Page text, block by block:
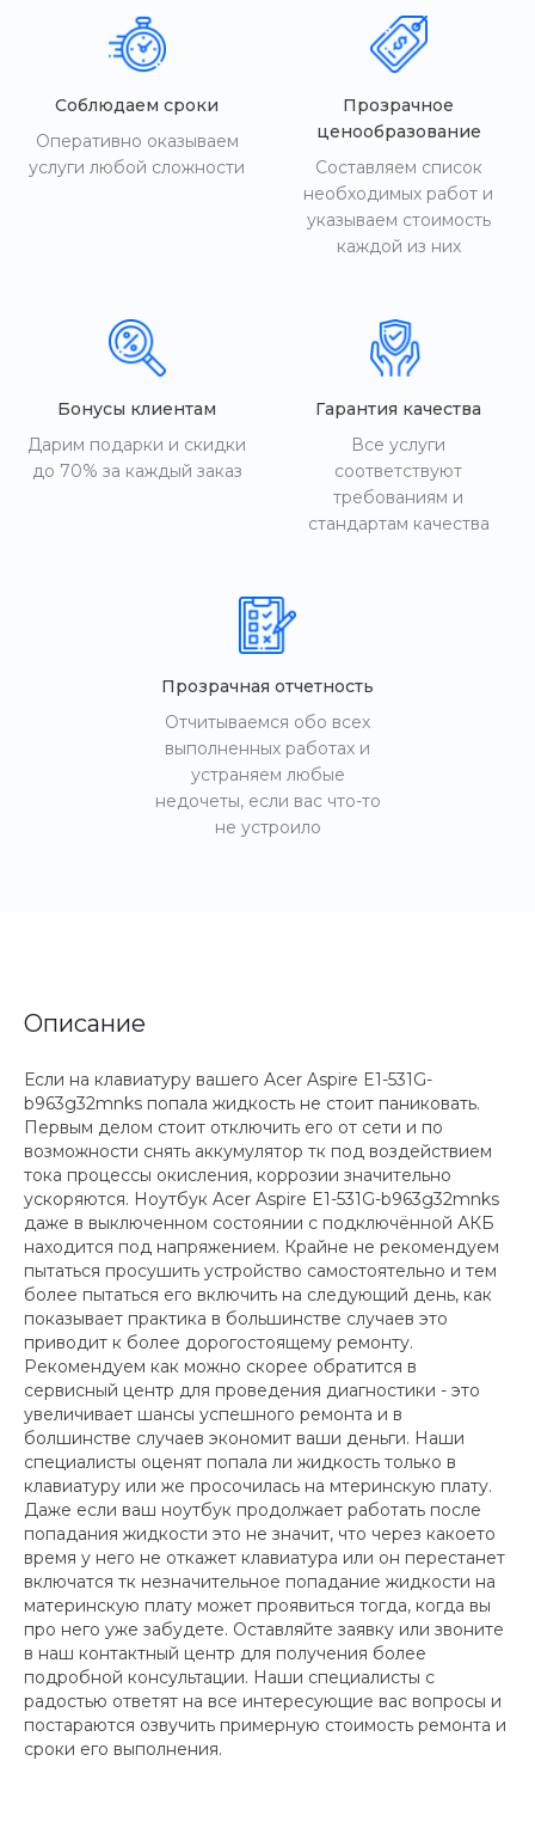
Соблюдаем сроки
Оперативно оказываем
услуги любой сложности
Прозрачное
ценообразование
Составляем список
необходимых работ и
указываем стоимость
каждой из них
Бонусы клиентам
Дарим подарки и скидки
до 70% за каждый заказ
Гарантия качества
Все услуги
соответствуют
требованиям и
стандартам качества
Прозрачная отчетность
Отчитываемся обо всех
выполненных работах и
устраняем любые
недочеты, если вас что-то
не устроило
Описание
Если на клавиатуру вашего Acer Aspire E1-531G-
b963g32mnks попала жидкость не стоит паниковать.
Первым делом стоит отключить его от сети и по
возможности снять аккумулятор тк под воздействием
тока процессы окисления, коррозии значительно
ускоряются. Ноутбук Acer Aspire E1-531G-b963g32mnks
даже в выключенном состоянии с подключённой АКБ
находится под напряжением. Крайне не рекомендуем
пытаться просушить устройство самостоятельно и тем
более пытаться его включить на следующий день, как
показывает практика в большинстве случаев это
приводит к более дорогостоящему ремонту.
Рекомендуем как можно скорее обратится в
сервисный центр для проведения диагностики - это
увеличивает шансы успешного ремонта и в
болшинстве случаев экономит ваши деньги. Наши
специалисты оценят попала ли жидкость только в
клавиатуру или же просочилась на мтеринскую плату.
Даже если ваш ноутбук продолжает работать после
попадания жидкости это не значит, что через какоето
время у него не откажет клавиатура или он перестанет
включатся тк незначительное попадание жидкости на
материнскую плату может проявиться тогда, когда вы
про него уже забудете. Оставляйте заявку или звоните
в наш контактный центр для получения более
подробной консультации. Наши специалисты с
радостью ответят на все интересующие вас вопросы и
постараются озвучить примерную стоимость ремонта и
сроки его выполнения.